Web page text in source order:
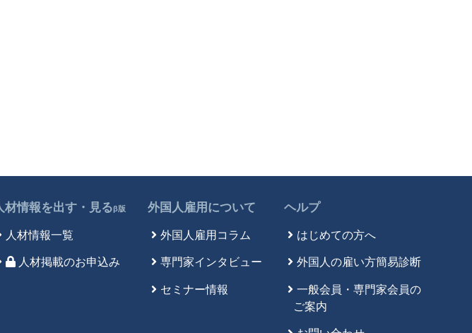
材情報を出す・見るβ版
人材情報一覧
人材掲載のお申込み
外国人雇用について
外国人雇用コラム
専門家インタビュー
セミナー情報
ヘルプ
はじめての方へ
外国人の雇い方簡易診断
一般会員・専門家会員の
ご案内